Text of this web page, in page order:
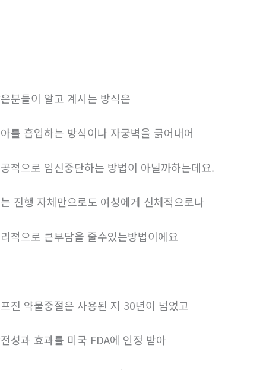
분들이 알고 계시는 방식은
를 흡입하는 방식이나 자궁벽을 긁어내어
적으로 임신중단하는 방법이 아닐까하는데요.
진행 자체만으로도 여성에게 신체적으로나
적으로 큰부담을 줄수있는방법이에요
진 약물중절은 사용된 지 30년이 넘었고
성과 효과를 미국 FDA에 인정 받아